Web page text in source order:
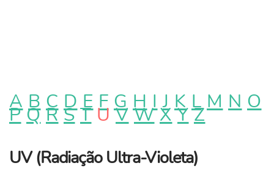
A B C D E F G H I J K L M N O
P Q R S TUV W X Y Z
UV (Radiação Ultra-Violeta)